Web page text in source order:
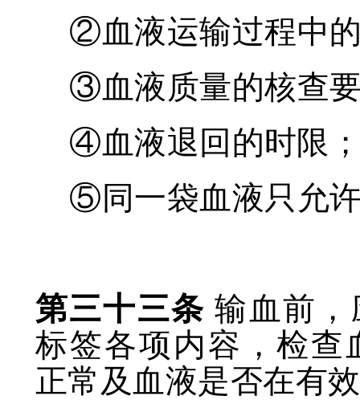
②血液运输过程中
③血液质量的核查
④血液退回的时限
⑤同一袋血液只允
第三十三条 输血前
标签各项内容，检
正常及血液是否在有